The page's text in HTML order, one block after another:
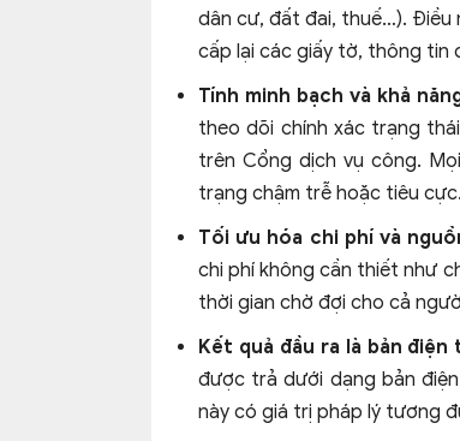
dân cư, đất đai, thuế…). Điều
cấp lại các giấy tờ, thông tin
Tính minh bạch và khả
theo dõi chính xác trạng
trên Cổng dịch vụ công.
trạng chậm trễ hoặc tiêu cực.
Tối ưu hóa chi phí và
chi phí không cần thiết như
thời gian chờ đợi cho cả
Kết quả đầu ra là bản
được trả dưới dạng bản
này có giá trị pháp lý tương